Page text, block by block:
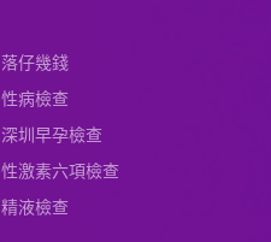
落仔幾錢
性病檢查
深圳早孕檢查
性激素六項檢查
精液檢查